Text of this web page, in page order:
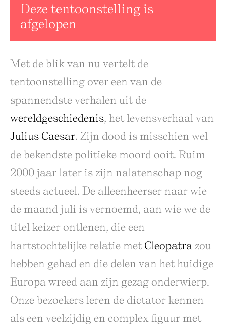
Deze tentoonstelling is
afgelopen
Met de blik van nu vertelt de
tentoonstelling over een van de
spannendste verhalen uit de
wereldgeschiedenis, het levensverhaal van
Julius Caesar. Zijn dood is misschien wel
de bekendste politieke moord ooit. Ruim
2000 jaar later is zijn nalatenschap nog
steeds actueel. De alleenheerser naar wie
de maand juli is vernoemd, aan wie we de
titel keizer ontlenen, die een
hartstochtelijke relatie metCleopatra zou
hebben gehad en die delen van het huidige
Europa wreed aan zijn gezag onderwierp.
Onze bezoekers leren de dictator kennen
als een veelzijdig en complex figuur met